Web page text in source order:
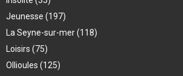
Jeunesse (197)
La Seyne-sur-mer(118)
Loisirs (75)
Ollioules (125)